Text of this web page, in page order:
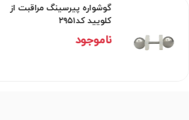
گوشواره پیرسینگ مراقبت از
کلویید کد۲۹۵۱
ناموجود